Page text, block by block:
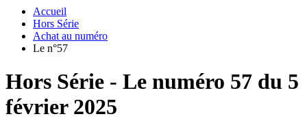
Accueil
Hors Série
Achat au numéro
Le n°57
Hors Série - Le numéro 57 du 5
février 2025